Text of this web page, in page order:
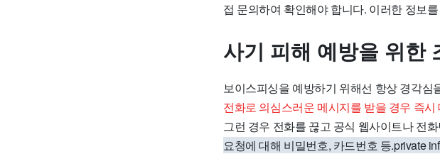
접 문의하여 확인해야 합니다. 이러한 정보
사기 피해 예방을 위한
보이스피싱을 예방하기 위해선 항상 경각
전화로 의심스러운 메시지를 받을 경우 즉시
그런 경우 전화를 끊고 공식 웹사이트나 전
요청에 대해 비밀번호, 카드번호 등.private